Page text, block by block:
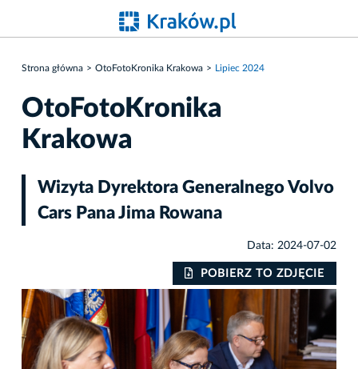
Strona główna OtoFotoKronika Krakowa Lipiec 2024
OtoFotoKronika
Krakowa
Wizyta Dyrektora Generalnego Volvo
Cars Pana Jima Rowana
Data: 2024-07-02
POBIERZ TO ZDJĘCIE